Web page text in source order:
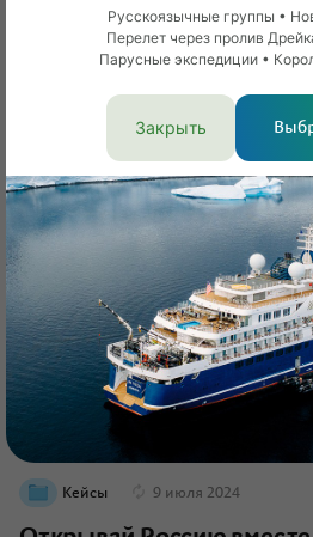
Кейс RussiaDiscovery: как
релокации сотрудников
Кейсы 9 июля 2024
Русскоязычные группы •
Перелет через пролив
Парусные экспедиции •
Закрыть